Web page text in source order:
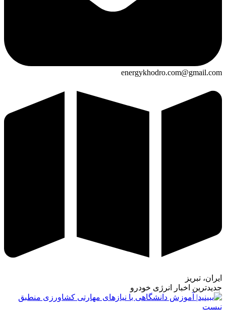
energykhodro.com@gmail.com
ایران، تبریز
جدیدترین اخبار انرژی خودرو